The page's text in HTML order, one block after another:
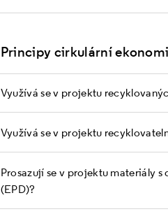
Principy cirkulární
Využívá se v projektu
Využívá se v projektu
Prosazují se v projektu materiály
(EPD)?